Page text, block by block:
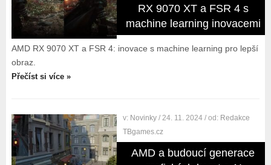
RX 9070 XT a FSR 4 s
machine learning inovacemi
AMD RX 9070 XT a FSR 4: inovace s machine learning pro lepší
obraz.
Přečíst si více »
v: Novinky / 24. 11. 2024 / od: Redakce
TBgames.cz
AMD a budoucí generace